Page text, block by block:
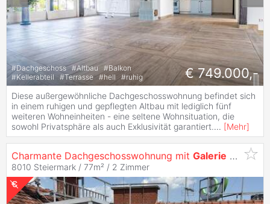
#Dachgeschoss #Altbau #Balkon
#Kellerabteil #Terrasse #hell #ruhig € 749.000,-
Diese außergewöhnliche Dachgeschosswohnung befindet sich
in einem ruhigen und gepflegten Altbau mit lediglich fünf
weiteren Wohneinheiten - eine seltene Wohnsituation, die
sowohl Privatsphäre als auch Exklusivität garantiert.... [Mehr]
Charmante Dachgeschosswohnung mit Galerie
8010 Steiermark / 77m² / 2 Zimmer